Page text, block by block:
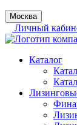
Москва
Личный
Каталог